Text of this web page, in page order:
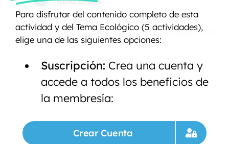
Para disfrutar del contenido completo de esta
actividad y del Tema Ecológico (5 actividades),
elige una de las siguientes opciones:
Suscripción: Crea una cuenta y
accede a todos los beneficios de
la membresía:
Crear Cuenta